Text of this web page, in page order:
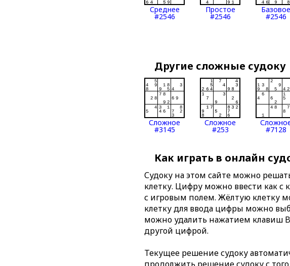
Среднее
#2546
Простое
#2546
Базовое
#2546
Другие сложные судоку
Сложное
#3145
Сложное
#253 #7128
Как играть в онлайн
Судоку на этом сайте можно
клетку. Цифру можно ввести как с
с игровым полем. Жёлтую клетку
клетку для ввода цифры можно
можно удалить нажатием клавиш
другой цифрой.
Текущее решение судоку